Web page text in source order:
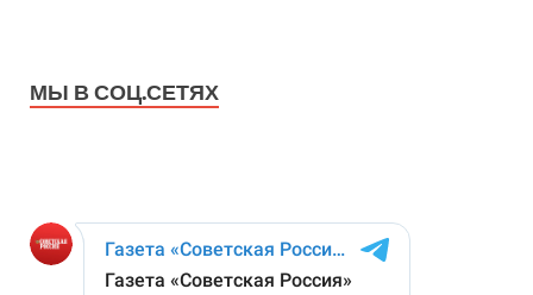
МЫ В СОЦ.СЕТЯХ